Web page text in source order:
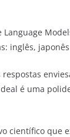
Language
inglês,
é uma
científico que